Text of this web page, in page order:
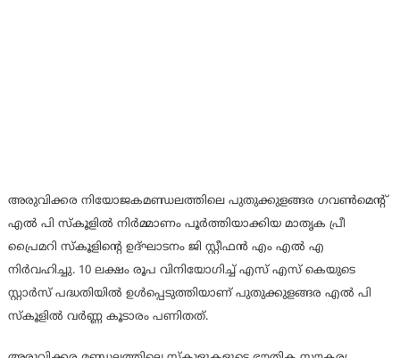
അരുവിക്കര നിയോജകമണ്ഡലത്തിലെ പുതുക്കുളങ്ങര ഗവൺമെന്റ്
എൽ പി സ്കൂളിൽ നിർമ്മാണം പൂർത്തിയാക്കിയ മാതൃക പ്രീ
പ്രൈമറി സ്കൂളിന്റെ ഉദ്ഘാടനം ജി സ്റ്റീഫൻ എം എൽ എ
നിർവഹിച്ചു. 10 ലക്ഷം രൂപ വിനിയോഗിച്ച് എസ് എസ് കെയുടെ
സ്റ്റാർസ് പദ്ധതിയിൽ ഉൾപ്പെടുത്തിയാണ് പുതുക്കുളങ്ങര എൽ പി
സ്കൂളിൽ വർണ്ണ കൂടാരം പണിതത്.